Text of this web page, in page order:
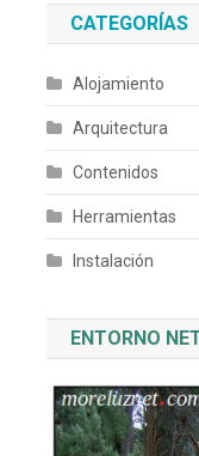
CATEGORÍAS
Alojamiento
Arquitectura
Contenidos
Herramientas
Instalación
ENTORNO